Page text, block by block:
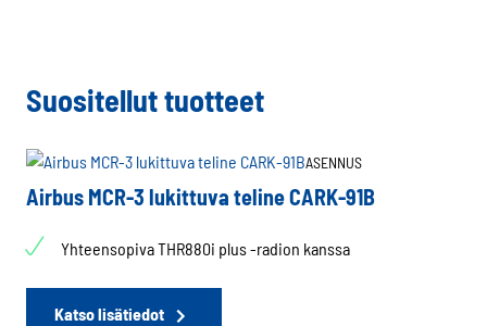
Suositellut tuotteet
ASENNUS
Airbus MCR-3 lukittuva teline CARK-91B
Yhteensopiva THR880i plus -radion kanssa
Katso lisätiedot